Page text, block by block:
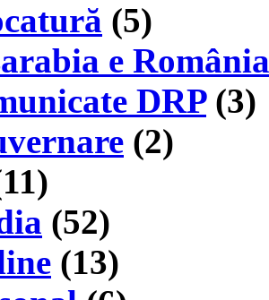
(5)
e România
DRP(3)
(2)
(52)
(13)